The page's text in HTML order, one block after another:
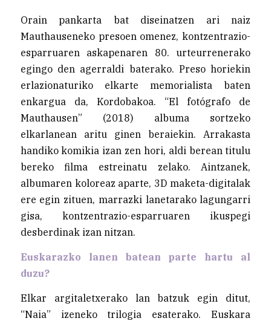
Orain pankarta bat diseinatzen ari naiz
Mauthauseneko presoen omenez, kontzentrazio-
esparruaren askapenaren 80. urteurrenerako
egingo den agerraldi baterako. Preso horiekin
erlazionaturiko elkarte memorialista baten
enkargua da, Kordobakoa. “El fotógrafo de
Mauthausen” (2018) albuma sortzeko
elkarlanean aritu ginen beraiekin. Arrakasta
handiko komikia izan zen hori, aldi berean titulu
bereko filma estreinatu zelako. Aintzanek,
albumaren koloreaz aparte, 3D maketa-digitalak
ere egin zituen, marrazki lanetarako lagungarri
gisa, kontzentrazio-esparruaren ikuspegi
desberdinak izan nitzan.
Euskarazko lanen batean parte hartu al
duzu?
Elkar argitaletxerako lan batzuk egin ditut,
“Naia” izeneko trilogia esaterako. Euskara